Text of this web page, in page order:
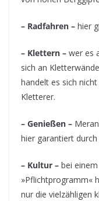
– Radfahren – hier
– Klettern – wer es
sich an
handelt es sich
Kletterer.
– Genießen –
hier garantiert
– Kultur – bei
»Pflichtprogramm«
nur die vielzähligen